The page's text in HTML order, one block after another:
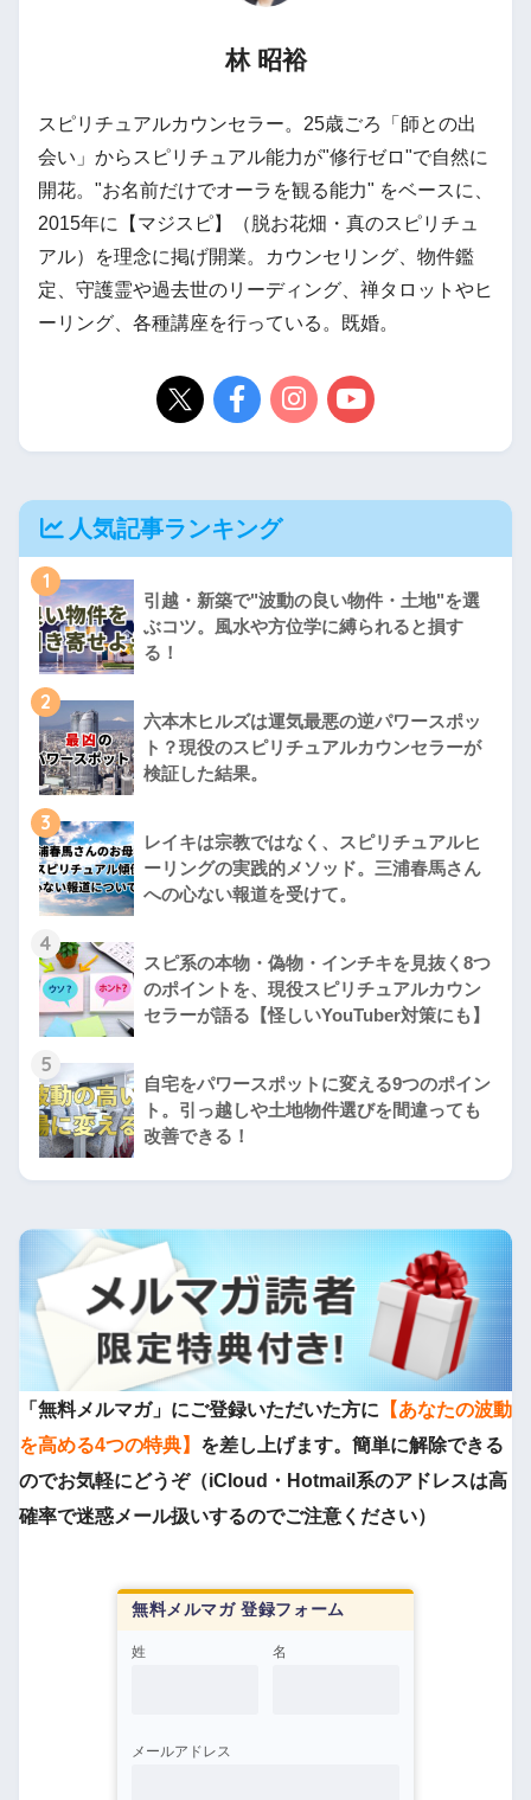
林 昭裕
スピリチュアルカウンセラー。25歳ごろ「師との出
会い」からスピリチュアル能力が"修行ゼロ"で自然に
開花。"お名前だけでオーラを観る能力" をベースに、
2015年に【マジスピ】（脱お花畑・真のスピリチュ
アル）を理念に掲げ開業。カウンセリング、物件鑑
定、守護霊や過去世のリーディング、禅タロットやヒ
ーリング、各種講座を行っている。既婚。
人気記事ランキング
1
引越・新築で"波動の良い物件・土地"を選
ぶコツ。風水や方位学に縛られると損す
る！
2
六本木ヒルズは運気最悪の逆パワースポッ
ト？現役のスピリチュアルカウンセラーが
検証した結果。
3
レイキは宗教ではなく、スピリチュアルヒ
ーリングの実践的メソッド。三浦春馬さん
への心ない報道を受けて。
4
スピ系の本物・偽物・インチキを見抜く8つ
のポイントを、現役スピリチュアルカウン
セラーが語る【怪しいYouTuber対策にも】
5
自宅をパワースポットに変える9つのポイン
ト。引っ越しや土地物件選びを間違っても
改善できる！
「無料メルマガ」にご登録いただいた方に 【あなたの波動
を高める4つの特典】 を差し上げます。簡単に解除できる
のでお気軽にどうぞ（iCloud・Hotmail系のアドレスは高
確率で迷惑メール扱いするのでご注意ください）
無料メルマガ 登録フォーム
姓 名
メールアドレス